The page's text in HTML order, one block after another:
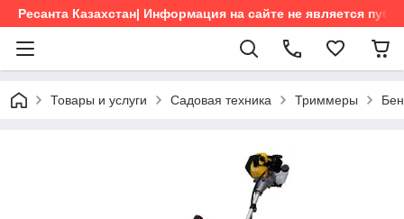
Ресанта Казахстан| Информация на сайте не является
Товары и услуги Садовая техника Триммеры